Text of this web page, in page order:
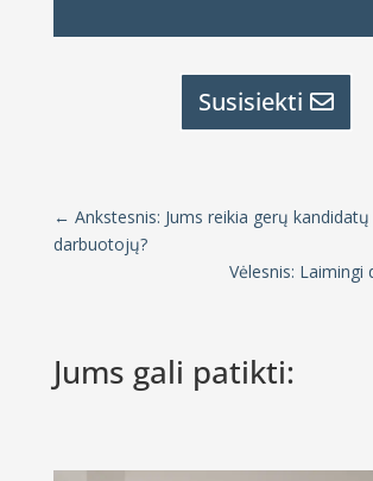
Susisiekti
← Ankstesnis: Jums reikia gerų
darbuotojų?
Vėlesnis: Laimingi
Jums gali patikti: